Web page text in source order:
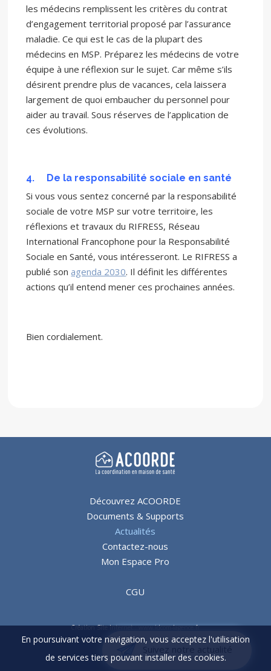
les médecins remplissent les critères du contrat
d’engagement territorial proposé par l’assurance
maladie. Ce qui est le cas de la plupart des
médecins en MSP. Préparez les médecins de votre
équipe à une réflexion sur le sujet. Car même s’ils
désirent prendre plus de vacances, cela laissera
largement de quoi embaucher du personnel pour
aider au travail. Sous réserves de l’application de
ces évolutions.
4. De la responsabilité sociale en santé
Si vous vous sentez concerné par la responsabilité
sociale de votre MSP sur votre territoire, les
réflexions et travaux du RIFRESS, Réseau
International Francophone pour la Responsabilité
Sociale en Santé, vous intéresseront. Le RIFRESS a
publié sonagenda 2030. Il définit les différentes
actions qu’il entend mener ces prochaines années.
Bien cordialement.
Découvrez ACOORDE
Documents & Supports
Actualités
Contactez-nous
Mon Espace Pro
CGU
Création Site Internet : www.idcom-lagence.fr
Copyright ©2026
Mentions légales
En poursuivant votre navigation, vous acceptez l'utilisation
de services tiers pouvant installer des cookies.